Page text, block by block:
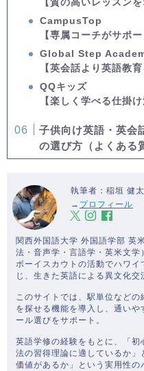
【質の高いレッスン
CampusTop
【専属コーチがサポー
Global Step
【英会話より英語教育
QQキッズ
【楽しく学べる仕掛け
子供向け英語・英会
の選び方（よくある
執筆者：稲垣 健
→ プロフィール
関西外国語大学 外国語学部 英
法・音声学・言語学・英米文学
ボーイスカウトの活動でハワ
じ、生きた英語による異文化交
このサイトでは、駅単位など
を探せる機能を導入し、通い
ール選びをサポート。
英語学修の経験をもとに、「
法の習得理論に適しているか
価値があるか」という実用性